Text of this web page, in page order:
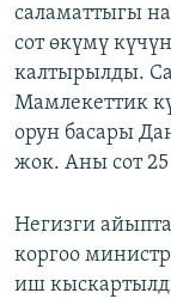
саламаттыгы
сот өкүмү
калтырылды.
Мамлекеттик
орун басары
жок. Аны сот
Негизги
коргоо
иш